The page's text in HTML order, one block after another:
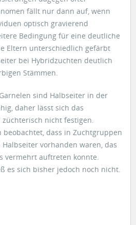
fällt nur dann auf, wenn
optisch gravierend
Bedingung für eine deutliche
Eltern unterschiedlich gefärbt
bei Hybridzuchten deutlich
Stämmen.
sind Halbseiter in der
daher lässt sich das
nicht festigen.
dass in Zuchtgruppen
vorhanden waren, das
vermehrt auftreten konnte.
es sich bisher jedoch noch nicht.